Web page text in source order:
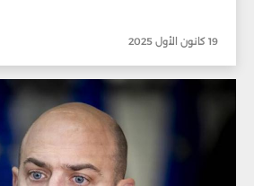
19 كانون الأول 2025